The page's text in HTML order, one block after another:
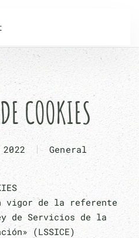
COOKIES
General
vigor de la referente
de Servicios de la
(LSSICE)